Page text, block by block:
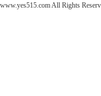
All Rights